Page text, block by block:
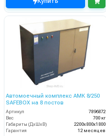
Автомоечный комплекс АМК 8/250
SAFEBOX на 8 постов
Артикул
7896872
Вес
700 кг
Габариты (ДхШхВ)
2200х800х1800
Гарантия
12 месяцев